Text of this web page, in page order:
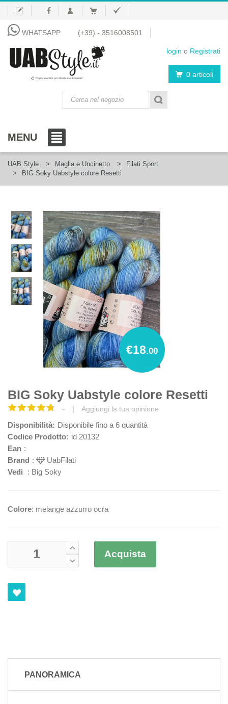
WHATSAPP (+39) - 3516008501
login o Registrati
"Negozio online per il fai da te al femminile" 0 articoli
MENU
UAB Style Maglia e Uncinetto
Filati Sport
BIG Soky Uabstyle colore Resetti
€18.00
BIG Soky Uabstyle colore Resetti
- | Aggiungi la tua opinione
Disponibilità: Disponibile fino a 6 quantità
Codice Prodotto: id 20132
Ean :
Brand :
UabFilati
Vedi
: Big Soky
Colore: melange azzurro ocra
Acquista
PANORAMICA